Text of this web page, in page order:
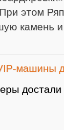
этом
камень
машины